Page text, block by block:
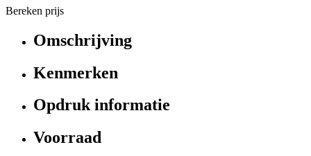
Bereken prijs
Omschrijving
Kenmerken
Opdruk informatie
Voorraad